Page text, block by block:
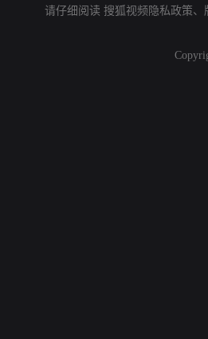
请仔细阅读 搜狐视频隐私政策、